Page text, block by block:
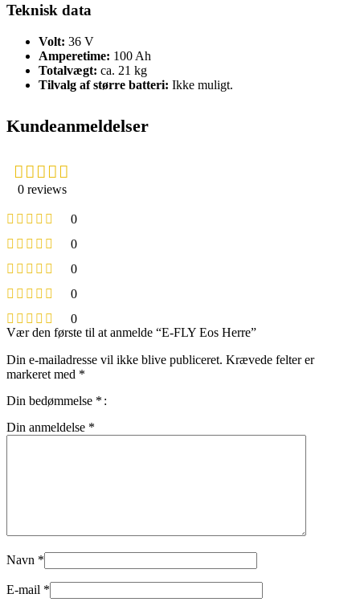
Teknisk data
Volt: 36 V
Amperetime: 100 Ah
Totalvægt: ca. 21 kg
Tilvalg af større batteri: Ikke muligt.
Kundeanmeldelser
0 reviews
0
0
0
0
0
Vær den første til at anmelde “E-FLY Eos Herre”
Din e-mailadresse vil ikke blive publiceret. Krævede felter er
markeret med *
Din bedømmelse *
Din anmeldelse *
Navn *
E-mail *